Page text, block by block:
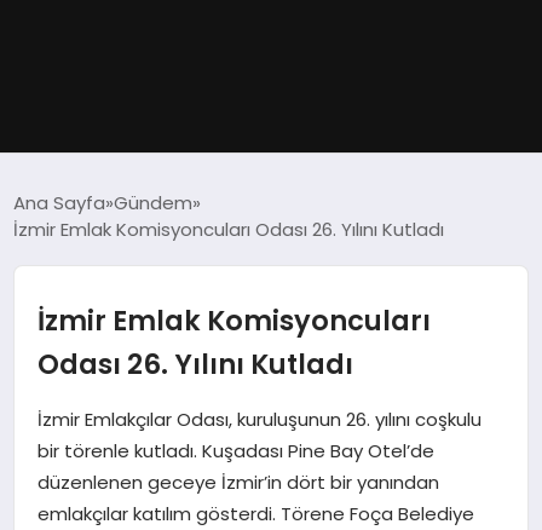
EĞITIM
EKONOMI
MAGAZIN
SAĞLIK
Ana Sayfa Gündem
İzmir Emlak Komisyoncuları Odası 26. Yılını Kutladı
İzmir Emlak Komisyoncuları
Odası 26. Yılını Kutladı
İzmir Emlakçılar Odası, kuruluşunun 26. yılını coşkulu
bir törenle kutladı. Kuşadası Pine Bay Otel’de
düzenlenen geceye İzmir’in dört bir yanından
emlakçılar katılım gösterdi. Törene Foça Belediye